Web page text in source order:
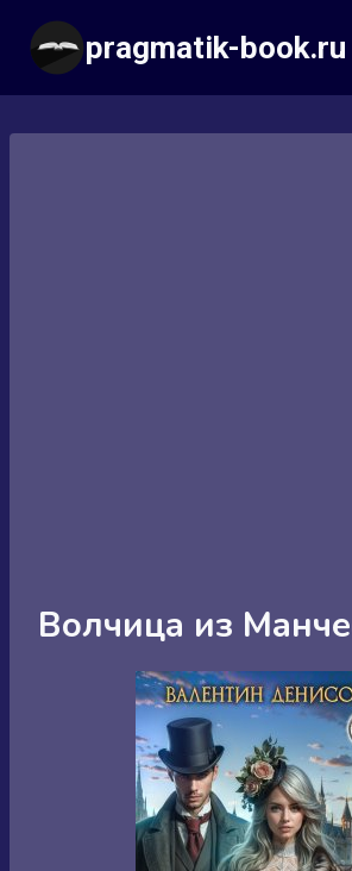
Перейти
содержимому
pragmatik-book.ru
Волчица из